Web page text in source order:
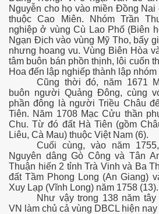
Nguyễn cho họ vào miền Đồng
thuộc Cao Miên. Nhóm Trần
nghiệp ở vùng Cù Lao Phố (Biên
Ngạn Địch vào vùng Mỹ Tho, bấy
nhưng hoang vu. Vùng Biên Hòa
tâm buôn bán phồn thịnh, lôi cuốn
Hoa đến lập nghiếp thành lập
Cũng thời đó, năm 1671
buôn người Quảng Đông, cùng
phần đông là người Triều Châu
Tiên. Năm 1708 Mạc Cửu thần
Chu. Từ đó đất Hà Tiên (gồm
Liêu, Cà Mau) thuộc Việt Nam (6).
Cuối cùng, vào năm
Nguyên dâng Gò Công và Tân
Thuận hiến 2 tỉnh Trà Vinh và Ba
đất Tầm Phong Long (An Giang)
Xuy Lạp (Vĩnh Long) năm 1758 (13).
Như vậy trong 138 năm
VN làm chủ cả vùng DBCL hiện nay